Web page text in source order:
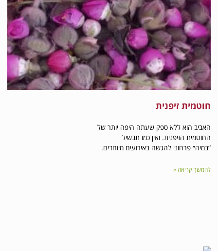
ללא ספק שעתה היפה יותר של
ואין כמו תבשיל
להגשה באירועים מיוחדים.
»